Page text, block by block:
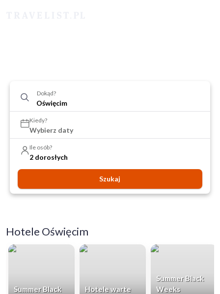
Dokąd?
Kiedy?
Wybierz daty
Ile osób?
2 dorosłych
Szukaj
Hotele Oświęcim
Summer Black
Hotele warte
Summer Black
Weeks